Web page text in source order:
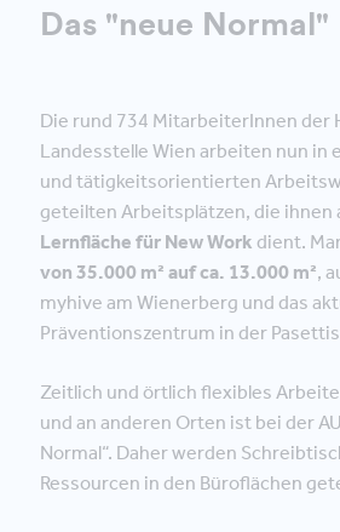
Das "neue Normal"
Die rund 734 MitarbeiterInnen der
Landesstelle Wien arbeiten nun in
und tätigkeitsorientierten
geteilten Arbeitsplätzen, die ihnen
Lernfläche für New Work dient.
von 35.000 m² auf ca. 13.000 m²,
myhive am Wienerberg und das
Präventionszentrum in der
Zeitlich und örtlich flexibles
und an anderen Orten ist bei der
Normal“. Daher werden
Ressourcen in den Büroflächen